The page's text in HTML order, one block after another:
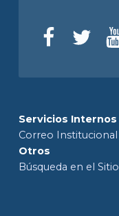
Servicios Internos
Correo Institucional
Otros
Búsqueda en el Sitio